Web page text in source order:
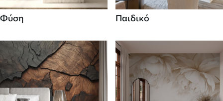
Φύση Παιδικό